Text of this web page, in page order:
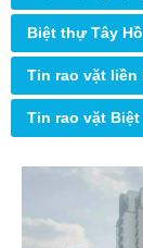
Biệt thự Tây
Tin rao vặt
Tin rao vặt